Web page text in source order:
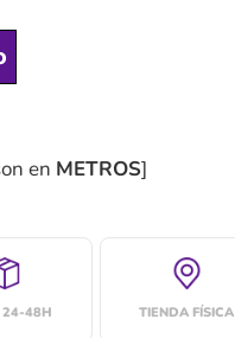
en METROS]
24-48H TIENDA FÍSICA